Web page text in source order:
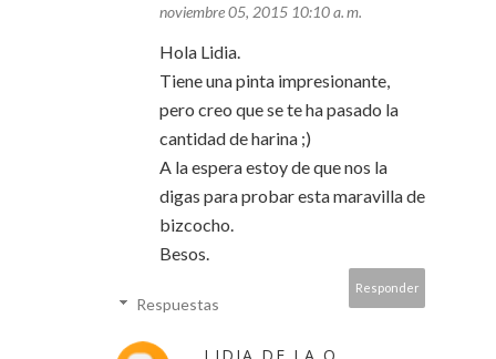
noviembre 05, 2015 10:10 a. m.
Hola Lidia.
Tiene una pinta impresionante,
pero creo que se te ha pasado la
cantidad de harina ;)
A la espera estoy de que nos la
digas para probar esta maravilla de
bizcocho.
Besos.
Responder
Respuestas